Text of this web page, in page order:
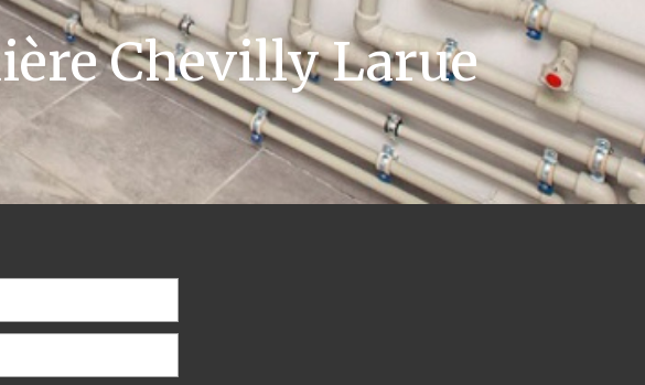
Chevilly Larue